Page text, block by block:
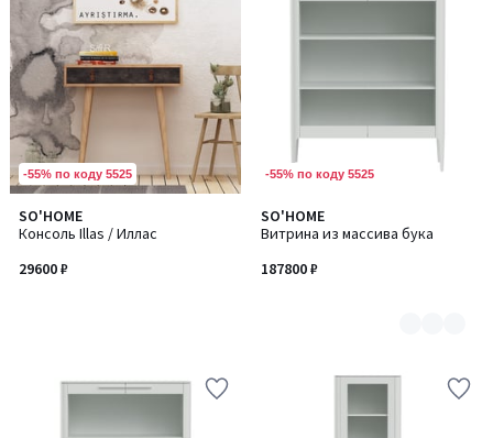
-55% по коду 5525
SO'HOME
Консоль Illas / Иллас
29600 ₽
-55% по коду 5525
SO'HOME
Витрина из массива бука
187800 ₽
Количество
цветов:
6